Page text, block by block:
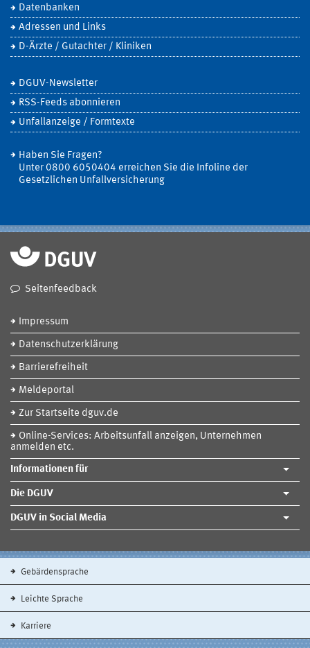
Datenbanken
Adressen und Links
D-Ärzte / Gutachter / Kliniken
DGUV-Newsletter
RSS-Feeds abonnieren
Unfallanzeige / Formtexte
Haben Sie Fragen?
Unter 0800 6050404 erreichen Sie die Infoline der
Gesetzlichen Unfallversicherung
Seitenfeedback
Impressum
Datenschutzerklärung
Barrierefreiheit
Meldeportal
Zur Startseite dguv.de
Online-Services: Arbeitsunfall anzeigen, Unternehmen
anmelden etc.
Informationen für
Die DGUV
DGUV in Social Media
Gebärdensprache
Leichte Sprache
Karriere